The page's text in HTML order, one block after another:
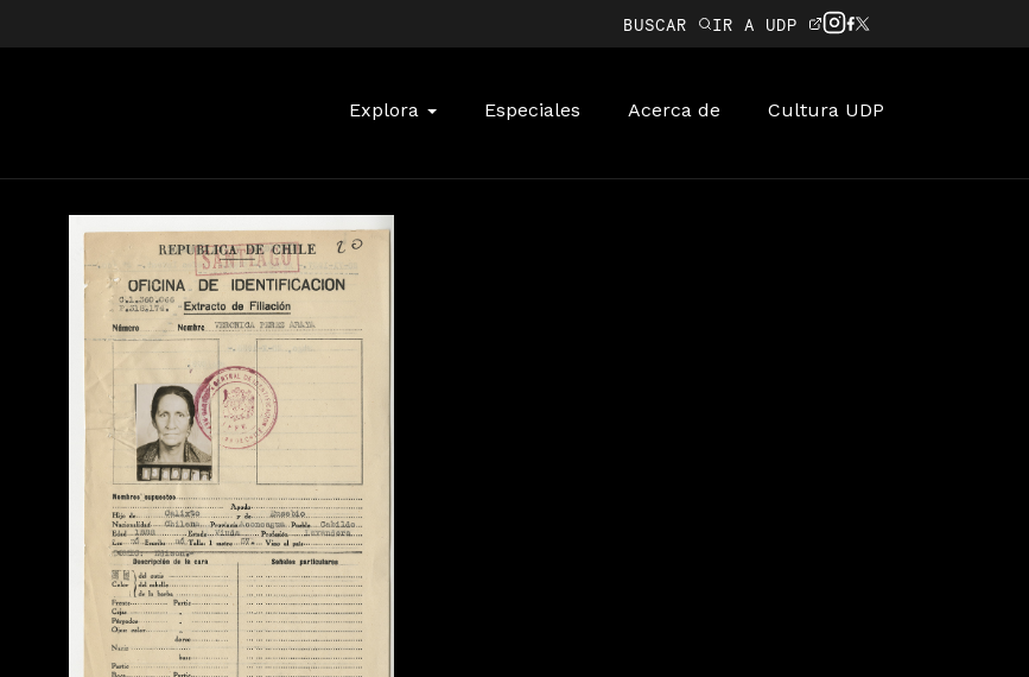
BUSCAR IR A UDP
Explora Especiales Acerca de Cultura UDP